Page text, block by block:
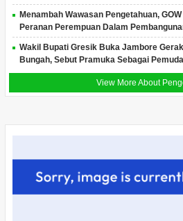
Menambah Wawasan Pengetahuan,
Peranan Perempuan Dalam
Wakil Bupati Gresik Buka Jambore
Bungah, Sebut Pramuka Sebagai
View More About